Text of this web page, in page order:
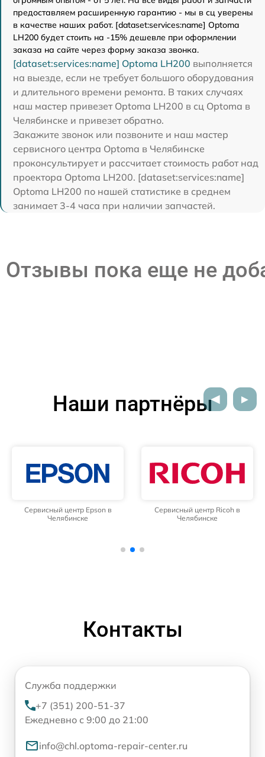
предоставляем расширенную гарантию - мы в сц уверены
в качестве наших работ. [dataset:services:name] Optoma
LH200 будет стоить на -15% дешевле при оформлении
заказа на сайте через форму заказа звонка.
[dataset:services:name] Optoma LH200 выполняется
на выезде, если не требует большого оборудования
и длительного времени ремонта. В таких случаях
наш мастер привезет Optoma LH200 в сц Optoma в
Челябинске и привезет обратно.
Закажите звонок или позвоните и наш мастер
сервисного центра Optoma в Челябинске
проконсультирует и рассчитает стоимость работ над
проектора Optoma LH200. [dataset:services:name]
Optoma LH200 по нашей статистике в среднем
занимает 3-4 часа при наличии запчастей.
Отзывы пока еще не
Наши партнёры
Сервисный центр Epson в
Челябинске
Сервисный центр Ricoh в
Челябинске
Контакты
Служба поддержки
+7 (351) 200-51-37
Ежедневно с 9:00 до 21:00
info@chl.optoma-repair-center.ru